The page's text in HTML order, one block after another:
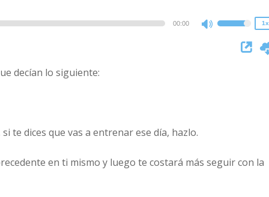
00:00
Use
Up/Down
1x
decían lo siguiente:
te dices que vas a entrenar ese día, hazlo.
en ti mismo y luego te costará más seguir con la